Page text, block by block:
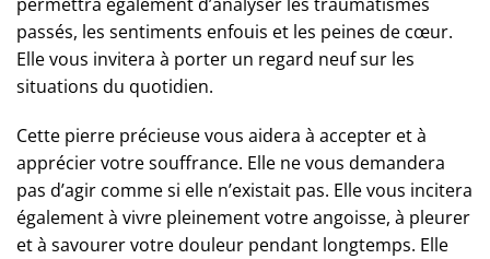
passés, les sentiments enfouis et les peines de cœur.
Elle vous invitera à porter un regard neuf sur les
situations du quotidien.
Cette pierre précieuse vous aidera à accepter et à
apprécier votre souffrance. Elle ne vous demandera
pas d’agir comme si elle n’existait pas. Elle vous incitera
également à vivre pleinement votre angoisse, à pleurer
et à savourer votre douleur pendant longtemps. Elle